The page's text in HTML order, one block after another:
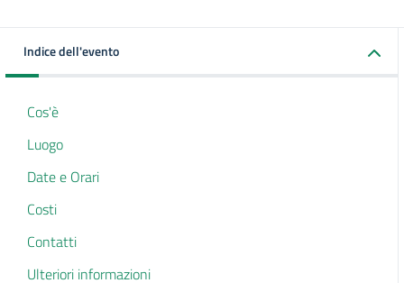
Indice dell'evento
Cos'è
Luogo
Date e Orari
Costi
Contatti
Ulteriori informazioni